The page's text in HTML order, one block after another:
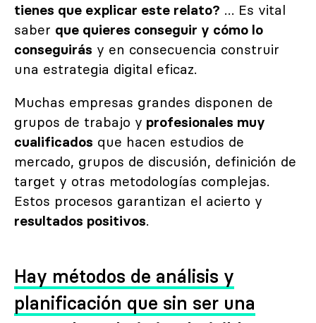
tienes que explicar este relato? … Es vital
saber que quieres conseguir y cómo lo
conseguirás y en consecuencia construir
una estrategia digital eficaz.
Muchas empresas grandes disponen de
grupos de trabajo y profesionales muy
cualificados que hacen estudios de
mercado, grupos de discusión, definición de
target y otras metodologías complejas.
Estos procesos garantizan el acierto y
resultados positivos.
Hay métodos de análisis y
planificación que sin ser una